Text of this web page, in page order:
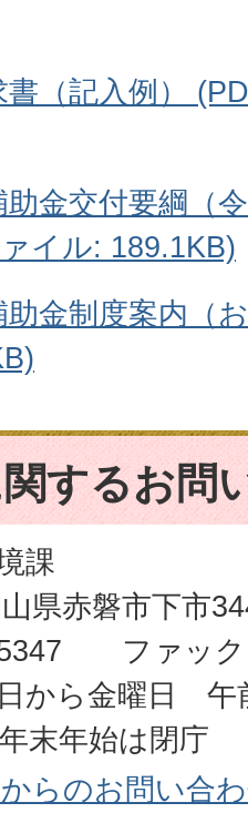
書（記入例）
金交付要綱（
イル: 189.1KB)
助金制度案内（
するお問
課
県赤磐市下市
5347 ファック
から金曜日 午
末年始は閉庁
らのお問い合